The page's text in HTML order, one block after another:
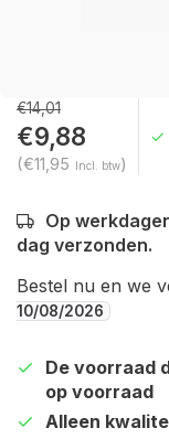
€14,01
€9,88
(€11,95 Incl. btw)
Op
dag verzonden.
Bestel nu en we
10/08/2026
De voorraad
op voorraad
Alleen